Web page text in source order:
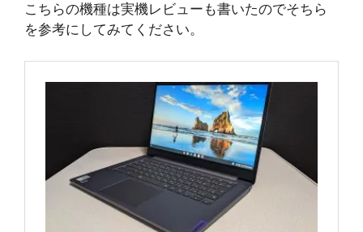
こちらの機種は実機レビューも書いたのでそちら
を参考にしてみてください。